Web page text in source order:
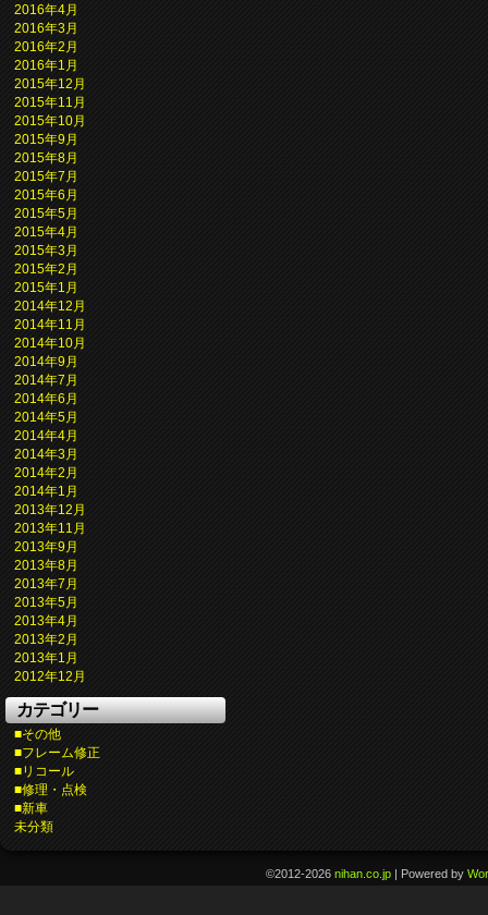
2016年4月
2016年3月
2016年2月
2016年1月
2015年12月
2015年11月
2015年10月
2015年9月
2015年8月
2015年7月
2015年6月
2015年5月
2015年4月
2015年3月
2015年2月
2015年1月
2014年12月
2014年11月
2014年10月
2014年9月
2014年7月
2014年6月
2014年5月
2014年4月
2014年3月
2014年2月
2014年1月
2013年12月
2013年11月
2013年9月
2013年8月
2013年7月
2013年5月
2013年4月
2013年2月
2013年1月
2012年12月
カテゴリー
■その他
■フレーム修正
■リコール
■修理・点検
■新車
未分類
©2012-2026nihan.co.jp | Powered by